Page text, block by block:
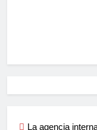
La agencia